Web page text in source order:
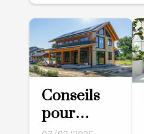
Conseils
pour